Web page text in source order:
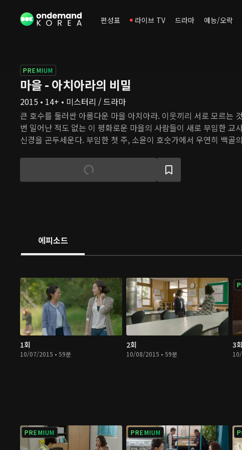
편성표 라이브 TV 드라마 예능/오락
PREMIUM
마을 - 아치아라의 비밀
2015 • 14+ • 미스터리 / 드라마
큰 호수를 둘러싼 아름다운 마을 아치아라. 이웃끼리 서로 모르는
번 일어난 적도 없는 이 평화로운 마을의 사람들이 새로 부임한 교
신경을 곤두세운다. 부임한 첫 주, 소윤이 호숫가에서 우연히 백골
의 비밀이 하나씩 밝혀진다.
에피소드
1회
10/07/2015 • 59분
2회
10/08/2015 • 59분
3회
PREMIUM PREMIUM